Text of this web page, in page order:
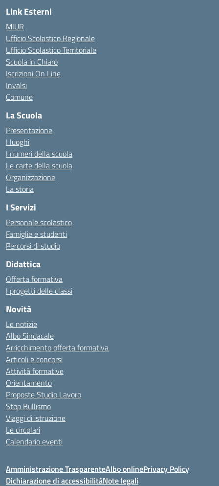
Link Esterni
MIUR
Ufficio Scolastico Regionale
Ufficio Scolastico Territoriale
Scuola in Chiaro
Iscrizioni On Line
Invalsi
Comune
La Scuola
Presentazione
I luoghi
I numeri della scuola
Le carte della scuola
Organizzazione
La storia
I Servizi
Personale scolastico
Famiglie e studenti
Percorsi di studio
Didattica
Offerta formativa
I progetti delle classi
Novità
Le notizie
Albo Sindacale
Arricchimento offerta formativa
Articoli e concorsi
Attività formative
Orientamento
Proposte Studio Lavoro
Stop Bullismo
Viaggi di istruzione
Le circolari
Calendario eventi
Amministrazione TrasparenteAlbo onlinePrivacy Policy
Dichiarazione di accessibilitàNote legali